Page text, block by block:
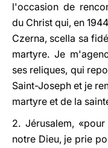
l'occasion de
du Christ qui, en
Czerna, scella sa
martyre. Je
ses reliques, qui
Saint-Joseph et je
martyre et de la
2. Jérusalem,
notre Dieu, je prie